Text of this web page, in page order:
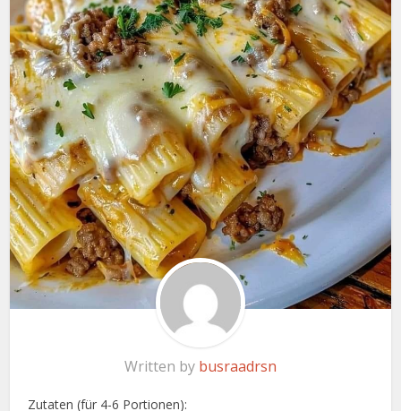
Written by busraadrsn
Zutaten (für 4-6 Portionen):